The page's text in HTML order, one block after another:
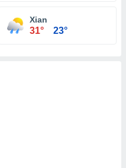
Xian
31° 23°